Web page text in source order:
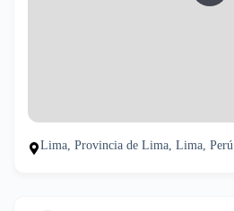
Lima, Provincia de Lima, Lima, Perú